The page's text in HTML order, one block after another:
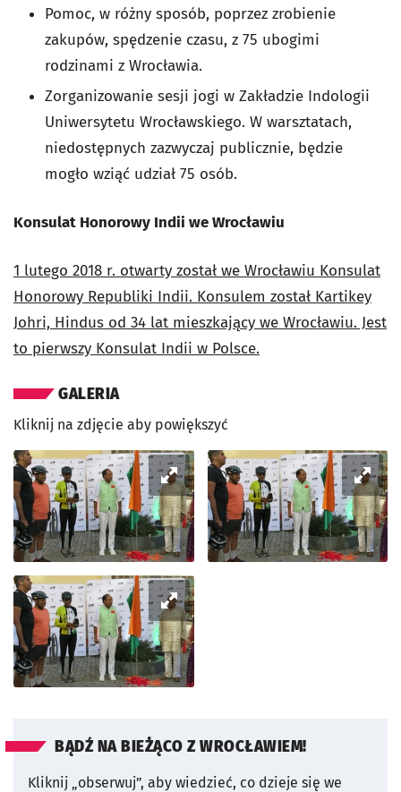
Pomoc, w różny sposób, poprzez zrobienie
zakupów, spędzenie czasu, z 75 ubogimi
rodzinami z Wrocławia.
Zorganizowanie sesji jogi w Zakładzie Indologii
Uniwersytetu Wrocławskiego. W warsztatach,
niedostępnych zazwyczaj publicznie, będzie
mogło wziąć udział 75 osób.
Konsulat Honorowy Indii we Wrocławiu
1 lutego 2018 r. otwarty został we Wrocławiu Konsulat
Honorowy Republiki Indii. Konsulem został Kartikey
Johri, Hindus od 34 lat mieszkający we Wrocławiu. Jest
to pierwszy Konsulat Indii w Polsce.
GALERIA
Kliknij na zdjęcie aby powiększyć
BĄDŹ NA BIEŻĄCO Z WROCŁAWIEM!
Kliknij „obserwuj”, aby wiedzieć, co dzieje się we